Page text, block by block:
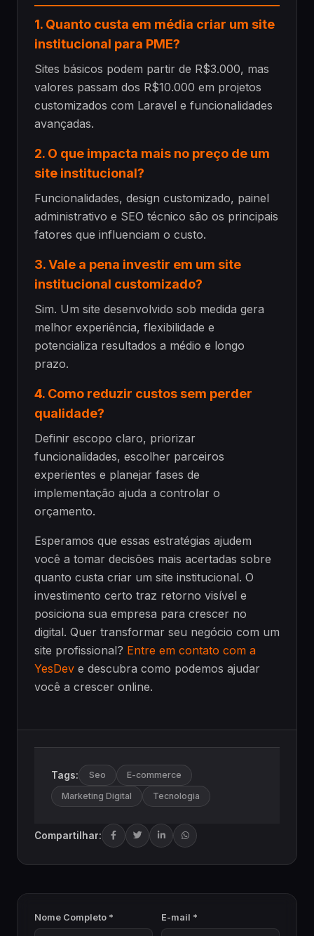
1. Quanto custa em média criar um site
institucional para PME?
Sites básicos podem partir de R$3.000, mas
valores passam dos R$10.000 em projetos
customizados com Laravel e funcionalidades
avançadas.
2. O que impacta mais no preço de um
site institucional?
Funcionalidades, design customizado, painel
administrativo e SEO técnico são os principais
fatores que influenciam o custo.
3. Vale a pena investir em um site
institucional customizado?
Sim. Um site desenvolvido sob medida gera
melhor experiência, flexibilidade e
potencializa resultados a médio e longo
prazo.
4. Como reduzir custos sem perder
qualidade?
Definir escopo claro, priorizar
funcionalidades, escolher parceiros
experientes e planejar fases de
implementação ajuda a controlar o
orçamento.
Esperamos que essas estratégias ajudem
você a tomar decisões mais acertadas sobre
quanto custa criar um site institucional. O
investimento certo traz retorno visível e
posiciona sua empresa para crescer no
digital. Quer transformar seu negócio com um
site profissional? Entre em contato com a
YesDev e descubra como podemos ajudar
você a crescer online.
Tags: Seo
E-commerce
Marketing Digital
Tecnologia
Compartilhar:
Nome Completo * E-mail *